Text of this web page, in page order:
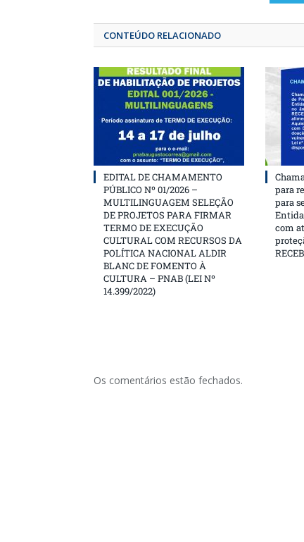
CONTEÚDO RELACIONADO
EDITAL DE CHAMAMENTO
PÚBLICO Nº 01/2026 –
MULTILINGUAGEM SELEÇÃO
DE PROJETOS PARA FIRMAR
TERMO DE EXECUÇÃO
CULTURAL COM RECURSOS DA
POLÍTICA NACIONAL ALDIR
BLANC DE FOMENTO À
CULTURA – PNAB (LEI Nº
14.399/2022)
para
para
com
Os comentários estão fechados.